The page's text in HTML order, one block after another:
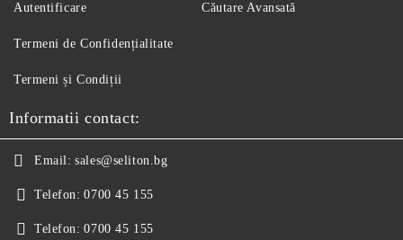
Autentificare Căutare Avansată
Termeni de Confidențialitate
Termeni și Condiții
Informatii contact:
Email: sales@seliton.bg
Telefon: 0700 45 155
Telefon: 0700 45 155